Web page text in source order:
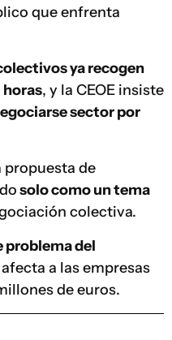
que enfrenta
ya recogen
horas, y la CEOE insiste
sector por
solo como un tema
colectiva.
problema del
a las empresas
de euros.